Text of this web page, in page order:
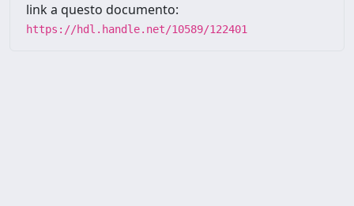
link a questo documento:
https://hdl.handle.net/10589/122401